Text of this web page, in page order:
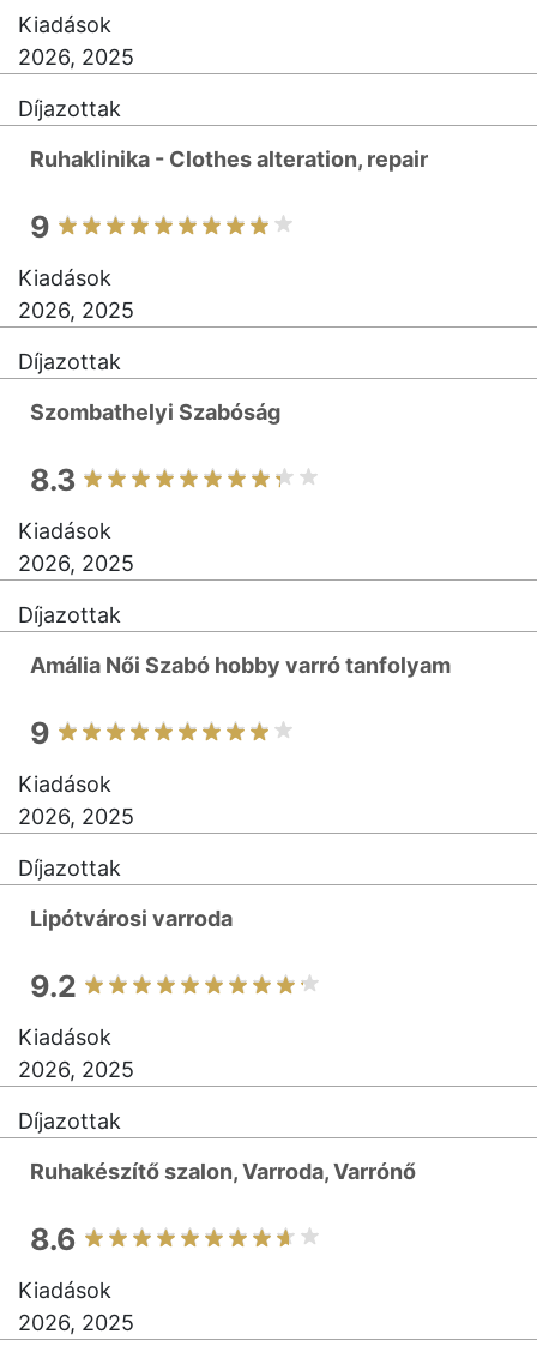
Kiadások
2026, 2025
Díjazottak
Ruhaklinika - Clothes alteration, repair
9
Kiadások
2026, 2025
Díjazottak
Szombathelyi Szabóság
8.3
Kiadások
2026, 2025
Díjazottak
Amália Női Szabó hobby varró tanfolyam
9
Kiadások
2026, 2025
Díjazottak
Lipótvárosi varroda
9.2
Kiadások
2026, 2025
Díjazottak
Ruhakészítő szalon, Varroda, Varrónő
8.6
Kiadások
2026, 2025